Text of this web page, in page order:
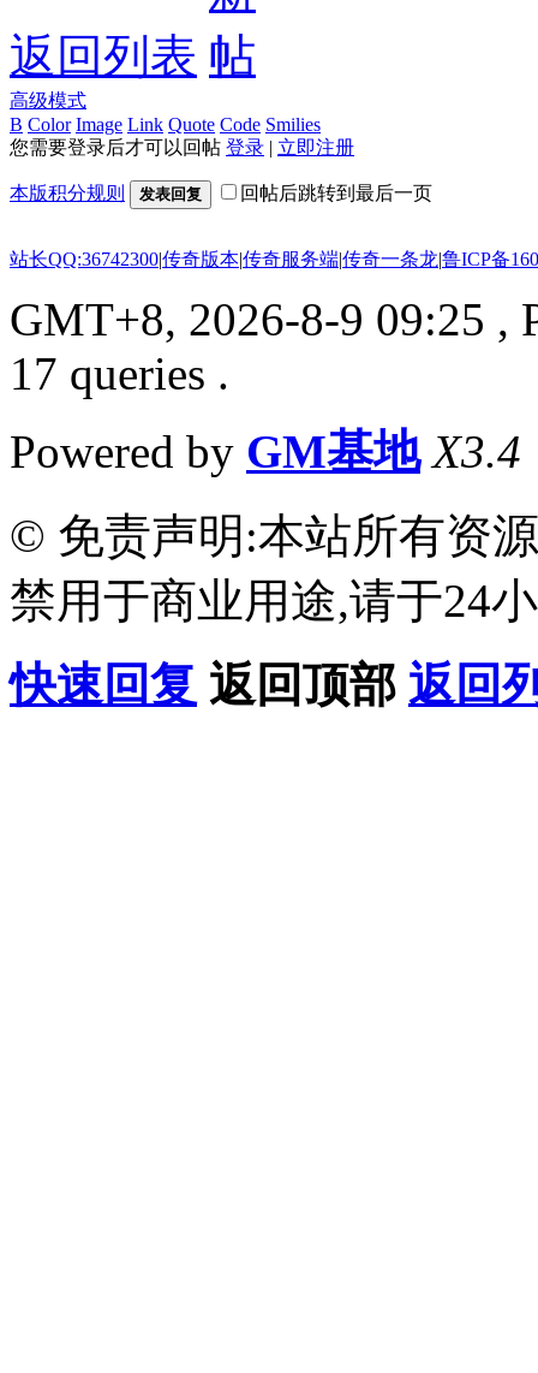
返回列表
高级模式
B Color Image Link Quote Code Smilies
您需要登录后才可以回帖 登录 | 立即注册
本版积分规则 发表回复 回帖后跳转到最后一页
站长QQ:36742300|传奇版本|传奇服务端|传奇一条龙|鲁ICP备
GMT+8, 2026-8-9 09:25 ,
17 queries .
Powered by GM基地 X3.4
© 免责声明:本站所有资
禁用于商业用途,请于24
快速回复 返回顶部 返回